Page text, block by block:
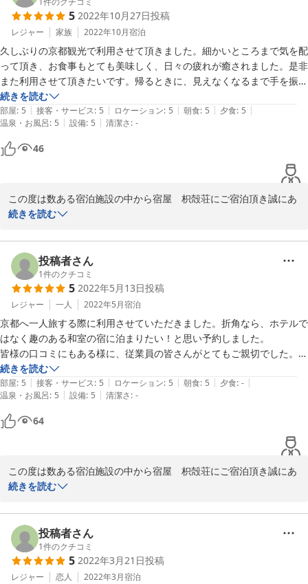
で和やかな気持ちにしてくださり、本当に感謝しています。
宿を離れた後もご家族の皆さん、素敵なお部屋、岩風呂が恋しくなりま
した。また京都へ旅行の際は是非利用させていただきたいです。
この度は新婚旅行と結婚記念日という素敵な京都旅行で当館をご利
用いただき誠にありがとうございました。また、私どもスタッフ一
人一人に対して温かいお褒めのお言葉をいただき重ねて感謝いたし
ます。お客様のご旅行の素敵な思い出になるお手伝いができたので
したら光栄です。
素敵なご夫妻様と色々な楽しいお話をさせていただきスタッフ一同
も温かい気持ちになりました。
今後ともお客様のご期待にお応え出来るよう日々精進して参ります
ので、変わらぬご愛顧宜しくお願い致します。
秋が深まり日に日に寒さが増しておりますので、お身体には十分お
気を付けください。
フ一同心よりお待ちしております。
ありがとうございました。
2022-11-25
5 2022年10月27日投稿
レジャー 家族 2022年10月宿泊
久しぶりの京都観光で利用させて頂きました。細かいところまで気を配
って頂き、お食事もとても美味しく、日々の疲れが癒されました。是非
また利用させて頂きたいです。帰るときに、見えなくなるまで手を振っ
て下さっていてとても温かい気持ちになりました。素敵な思い出をあり
がとうございました！
続きを読む
部屋: 5 | 接客・サービス: 5 | ロケーション: 5 | 朝食: 5 | 夕食: 5 |
温泉・お風呂: 5 | 設備: 5 | 清潔さ: -
46
この度は数ある宿泊施設の中から宿屋　枳殻荘にご宿泊頂き誠にあ
りがとうございました。
また早々に評価や感想の投稿もお寄せ頂き重ねてお礼申し上げま
す。
接客やお食事に関してお褒めの言葉を頂き大変うれしく思います。
優しいお孫様と若々しいおばあ様との楽しい旅行に当館が少しでも
貢献できたのなら幸いです。
次回は是非ご家族そろってお越しください。
今後ともお客様のご期待にお応え出来るよう日々精進して参ります
ので、変わらぬご愛顧宜しくお願い致します。
秋が深まり日に日に寒さが増しておりますので、お身体には十分お
気を付けください。
ありがとうございました。
宿屋　枳殻荘　スタッフ一同
2022-10-30
続きを読む
投稿者さん
1件のクチコミ
5 2022年5月13日投稿
レジャー 一人 2022年5月宿泊
京都へ一人旅する際に利用させていただきました。折角なら、ホテルで
はなく趣のある和室の宿に泊まりたい！と思い予約しました。
皆様の口コミにもある様に、従業員の皆さんがとてもご親切でした。
お出迎えやお見送りとても嬉しかったです。
また、荷物を事前に預けさせていただいた際に、先に宿の説明やお風呂
の時間等を決めさせて下さり、スムーズにチェックインすることができ
ました。長傘も貸していただきありがとうございました。
お部屋は落ち着いた畳のお部屋で、とってもゆったりとした時間を過ご
させていただきました。一人で過ごすには十分すぎる広さでのびのびで
しかったです。雨が降っていた日だったので、お風呂の時間を早めます
か？と気遣っていただいたのも大変助かりました。
お風呂も貸切で、気持ちよかったです。
続きを読む
部屋: 5 | 接客・サービス: 5 | ロケーション: 5 | 朝食: 5 | 夕食: - |
温泉・お風呂: 5 | 設備: 5 | 清潔さ: -
64
この度は数ある宿泊施設の中から宿屋　枳殻荘にご宿泊頂き誠にあ
りがとうございました。
す。
たくさんのお褒めの言葉を頂き大変嬉しく思います。
当館がお客様の大切な旅行に少しでも貢献出来たのなら幸いです。
今後ともお客様のご期待にお応え出来るよう日々精進して参ります
続きを読む
投稿者さん
1件のクチコミ
5 2022年3月21日投稿
レジャー 恋人 2022年3月宿泊